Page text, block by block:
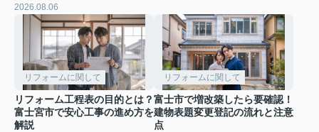
2026.08.06
リフォームに関して
リフォーム工程表の目的とは？
富士宮市で安心工事の進め方を
解説
リフォームに関して
富士市で増改築したら要確認！
建物表題変更登記の流れと注意
点